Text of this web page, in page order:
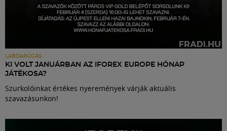
LABDARÚGÁS
KI VOLT JANUÁRBAN AZ IFOREX EUROPE HÓNAP
JÁTÉKOSA?
Szurkolóinkat értékes nyeremények várják aktuális
szavazásunkon!